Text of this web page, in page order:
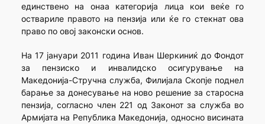
единствено на онаа категорија лица кои веќе го
оствариле правото на пензија или ќе го стекнат ова
право по овој законски основ.
На 17 јануари 2011 година Иван Шеркиниќ до Фондот
за пензиско и инвалидско осигурување на
Македонија-Стручна служба, Филијала Скопје поднел
барање за донесување на ново решение за старосна
пензија, согласно член 221 од Законот за служба во
Армијата на Република Македонија, односно висината